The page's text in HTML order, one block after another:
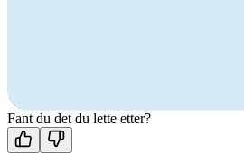
Kontakt oss
Fant du det du lette etter?